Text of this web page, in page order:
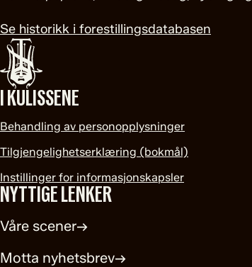
Se historikk i forestillingsdatabasen
I KULISSENE
Behandling av personopplysninger
Tilgjengelighetserklæring (bokmål)
Instillinger for informasjonskapsler
NYTTIGE LENKER
Våre scener→
Motta nyhetsbrev→